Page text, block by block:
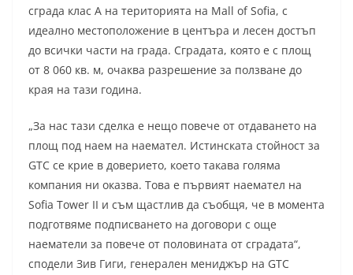
сграда клас А на територията на Mall of Sofia, с
идеално местоположение в центъра и лесен достъп
до всички части на града. Сградата, която е с площ
от 8 060 кв. м, очаква разрешение за ползване до
края на тази година.
„За нас тази сделка е нещо повече от отдаването на
площ под наем на наемател. Истинската стойност за
GTC се крие в доверието, което такава голяма
компания ни оказва. Това е първият наемател на
Sofia Tower II и съм щастлив да съобщя, че в момента
подготвяме подписването на договори с още
наематели за повече от половината от сградата“,
сподели Зив Гиги, генерален мениджър на GTC